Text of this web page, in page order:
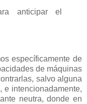
anticipar el
específicamente de
de máquinas
salvo alguna
e intencionadamente,
neutra, donde en